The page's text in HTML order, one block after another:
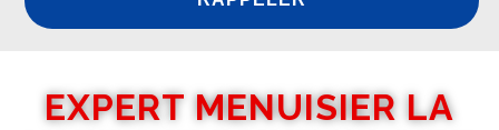
EXPERT MENUISIER LA